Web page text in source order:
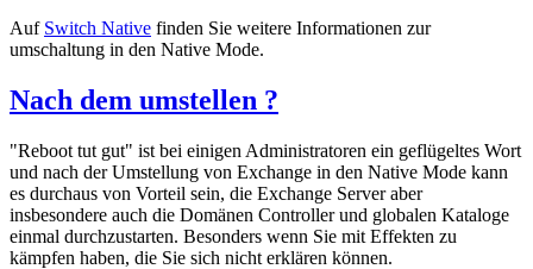
Auf Switch Native finden Sie weitere Informationen zur
umschaltung in den Native Mode.
Nach dem umstellen ?
"Reboot tut gut" ist bei einigen Administratoren ein geflügeltes Wort
und nach der Umstellung von Exchange in den Native Mode kann
es durchaus von Vorteil sein, die Exchange Server aber
insbesondere auch die Domänen Controller und globalen Kataloge
einmal durchzustarten. Besonders wenn Sie mit Effekten zu
kämpfen haben, die Sie sich nicht erklären können.